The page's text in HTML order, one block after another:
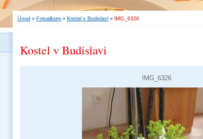
Úvod » Fotoalbum » Kostel v Budislavi » IMG_6326
Kostel v Budislavi
IMG_6326